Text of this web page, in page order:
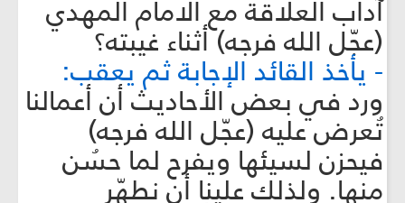
آداب العلاقة مع الامام المهدي
(عجّل الله فرجه) أثناء غيبته؟
- يأخذ القائد الإجابة ثم يعقب:
ورد في بعض الأحاديث أن أعمالنا
تُعرض عليه (عجّل الله فرجه)
فيحزن لسيئها ويفرح لما حسُن
منها. ولذلك علينا أن نطهّر